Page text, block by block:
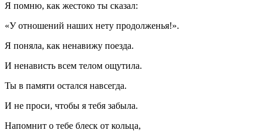
Я помню, как жестоко ты сказал:
«У отношений наших нету продолженья!».
Я поняла, как ненавижу поезда.
И ненависть всем телом ощутила.
Ты в памяти остался навсегда.
И не проси, чтобы я тебя забыла.
Напомнит о тебе блеск от кольца,